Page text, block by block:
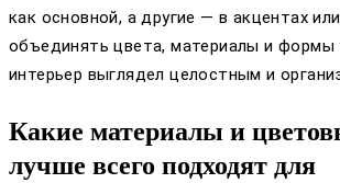
как основной, а другие — в акцентах
объединять цвета, материалы и формы
интерьер выглядел целостным и
Какие материалы и
лучше всего подходят для